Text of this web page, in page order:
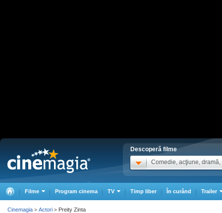
Descoperă filme
Comedie, acţiune, dramă,
Filme Program cinema TV Timp liber În curând Trailer
Cinemagia > Actori > Preity Zinta